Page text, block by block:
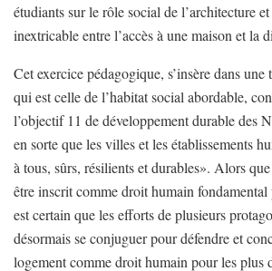
étudiants sur le rôle social de l’architecture
inextricable entre l’accès à une maison et la
Cet exercice pédagogique, s’insère dans
qui est celle de l’habitat social abordable,
l’objectif 11 de développement durable des
en sorte que les villes et les établissements
à tous, sûrs, résilients et durables». Alors
être inscrit comme droit humain
est certain que les efforts de plusieurs
désormais se conjuguer pour défendre et
logement comme droit humain pour les plus